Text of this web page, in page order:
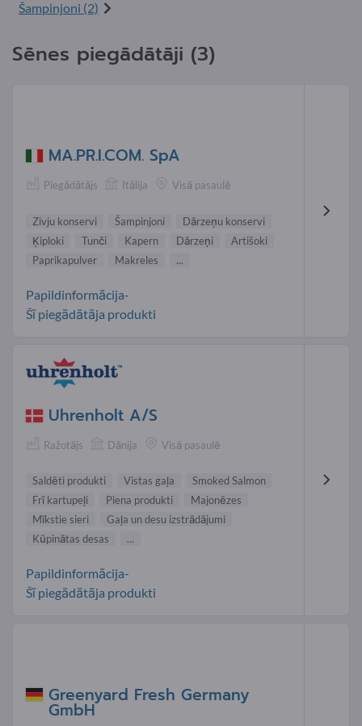
Šampinjoni (2)
Sēnes piegādātāji (3)
MA.PR.I.COM. SpA
Piegādātājs Itālija Visā pasaulē
Zivju konservi Šampinjoni
Dārzeņu konservi
Ķiploki
Tunči Kapern Dārzeņi
Artišoki
Paprikapulver
Makreles ...
Papildinformācija-
Šī piegādātāja produkti
Uhrenholt A/S
Ražotājs Dānija Visā pasaulē
Saldēti produkti Vistas gaļa
Smoked Salmon
Frī kartupeļi
Piena produkti
Majonēzes
Mīkstie sieri
Gaļa un desu izstrādājumi
Kūpinātas desas
...
Papildinformācija-
Šī piegādātāja produkti
Greenyard Fresh Germany
GmbH